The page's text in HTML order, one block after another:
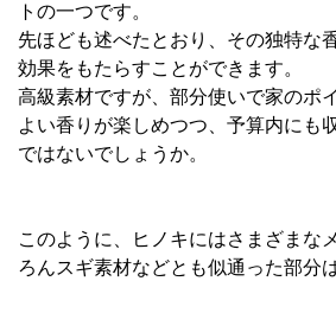
トの一つです。
先ほども述べたとおり、その独特な
効果をもたらすことができます。
高級素材ですが、部分使いで家のポ
よい香りが楽しめつつ、予算内にも
ではないでしょうか。
このように、ヒノキにはさまざまな
ろんスギ素材などとも似通った部分